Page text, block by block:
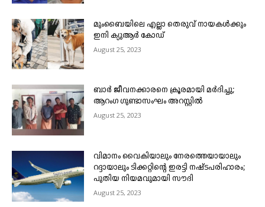
മുംബൈയിലെ എല്ലാ തെരുവ് നായകൾക്കും
ഇനി ക്യുആർ കോഡ്
August 25, 2023
ബാർ ജീവനക്കാരനെ ക്രൂരമായി മർദിച്ചു;
ആറംഗ ഗുണ്ടാസംഘം അറസ്റ്റിൽ
August 25, 2023
വിമാനം വൈകിയാലും നേരത്തെയായാലും
റദ്ദായാലും ടിക്കറ്റിന്റെ ഇരട്ടി നഷ്ടപരിഹാരം;
പുതിയ നിയമവുമായി സൗദി
August 25, 2023